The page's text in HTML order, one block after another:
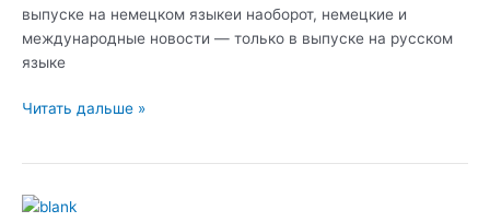
выпуске на немецком языкеи наоборот, немецкие и
международные новости — только в выпуске на русском
языке
Читать дальше »
Германо-